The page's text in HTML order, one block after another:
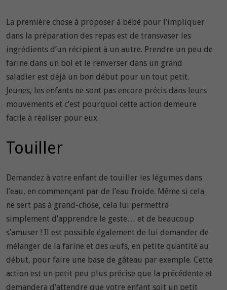
La première chose à proposer à bébé pour l’impliquer
dans la préparation des repas est de transvaser les
ingrédients d’un récipient à un autre. Prendre un peu de
farine dans un bol et le renverser dans un grand
saladier est déjà un bon début pour un tout petit.
Jeunes, les enfants ne sont pas encore précis dans leurs
mouvements et c’est pourquoi cette action demeure
facile à réaliser pour eux.
Touiller
Demandez à votre enfant de touiller les légumes dans
l’eau, en commençant par de l’eau froide. Même si cela
ne sert pas à grand-chose, cela lui permettra
simplement d’apprendre le geste… et de beaucoup
s’amuser ! Il est possible également de lui demander de
mélanger de la farine et des œufs, en petite quantité au
début, pour faire une base de gâteau par exemple. Cette
action est un petit peu plus précise que la précédente et
demandera d’attendre que votre enfant soit un petit